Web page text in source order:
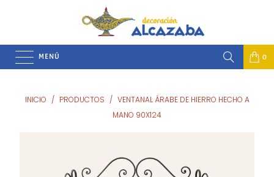
MENÚ 0
INICIO / PRODUCTOS / VENTANAL ÁRABE DE HIERRO HECHO A
MANO 90X124